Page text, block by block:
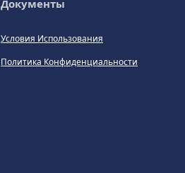
Документы
Условия Использования
Политика Конфиденциальности